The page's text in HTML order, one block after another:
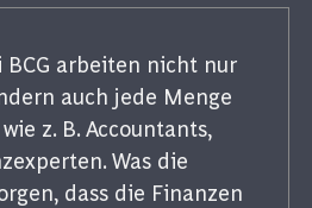
arbeiten nicht nur
auch jede Menge
z. B. Accountants,
Was die
dass die Finanzen